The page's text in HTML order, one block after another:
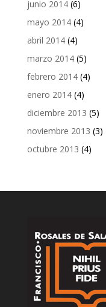
junio 2014(6)
mayo 2014(4)
abril 2014(4)
marzo 2014(5)
febrero 2014(4)
enero 2014(4)
diciembre 2013 (5)
noviembre 2013 (3)
octubre 2013 (4)